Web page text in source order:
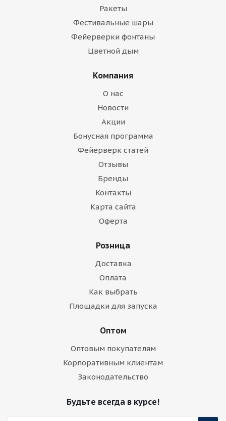
Ракеты
Фестивальные шары
Фейерверки фонтаны
Цветной дым
Компания
О нас
Новости
Акции
Бонусная программа
Фейерверк статей
Отзывы
Бренды
Контакты
Карта сайта
Оферта
Розница
Доставка
Оплата
Как выбрать
Площадки для запуска
Оптом
Оптовым покупателям
Корпоративным клиентам
Законодательство
Будьте всегда в курсе!